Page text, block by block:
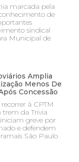
marcada pela
de
sindical
Municipal de
Amplia
Menos De
Concessão
à CPTM
trem da Trivia
greve por
e defendem
São Paulo